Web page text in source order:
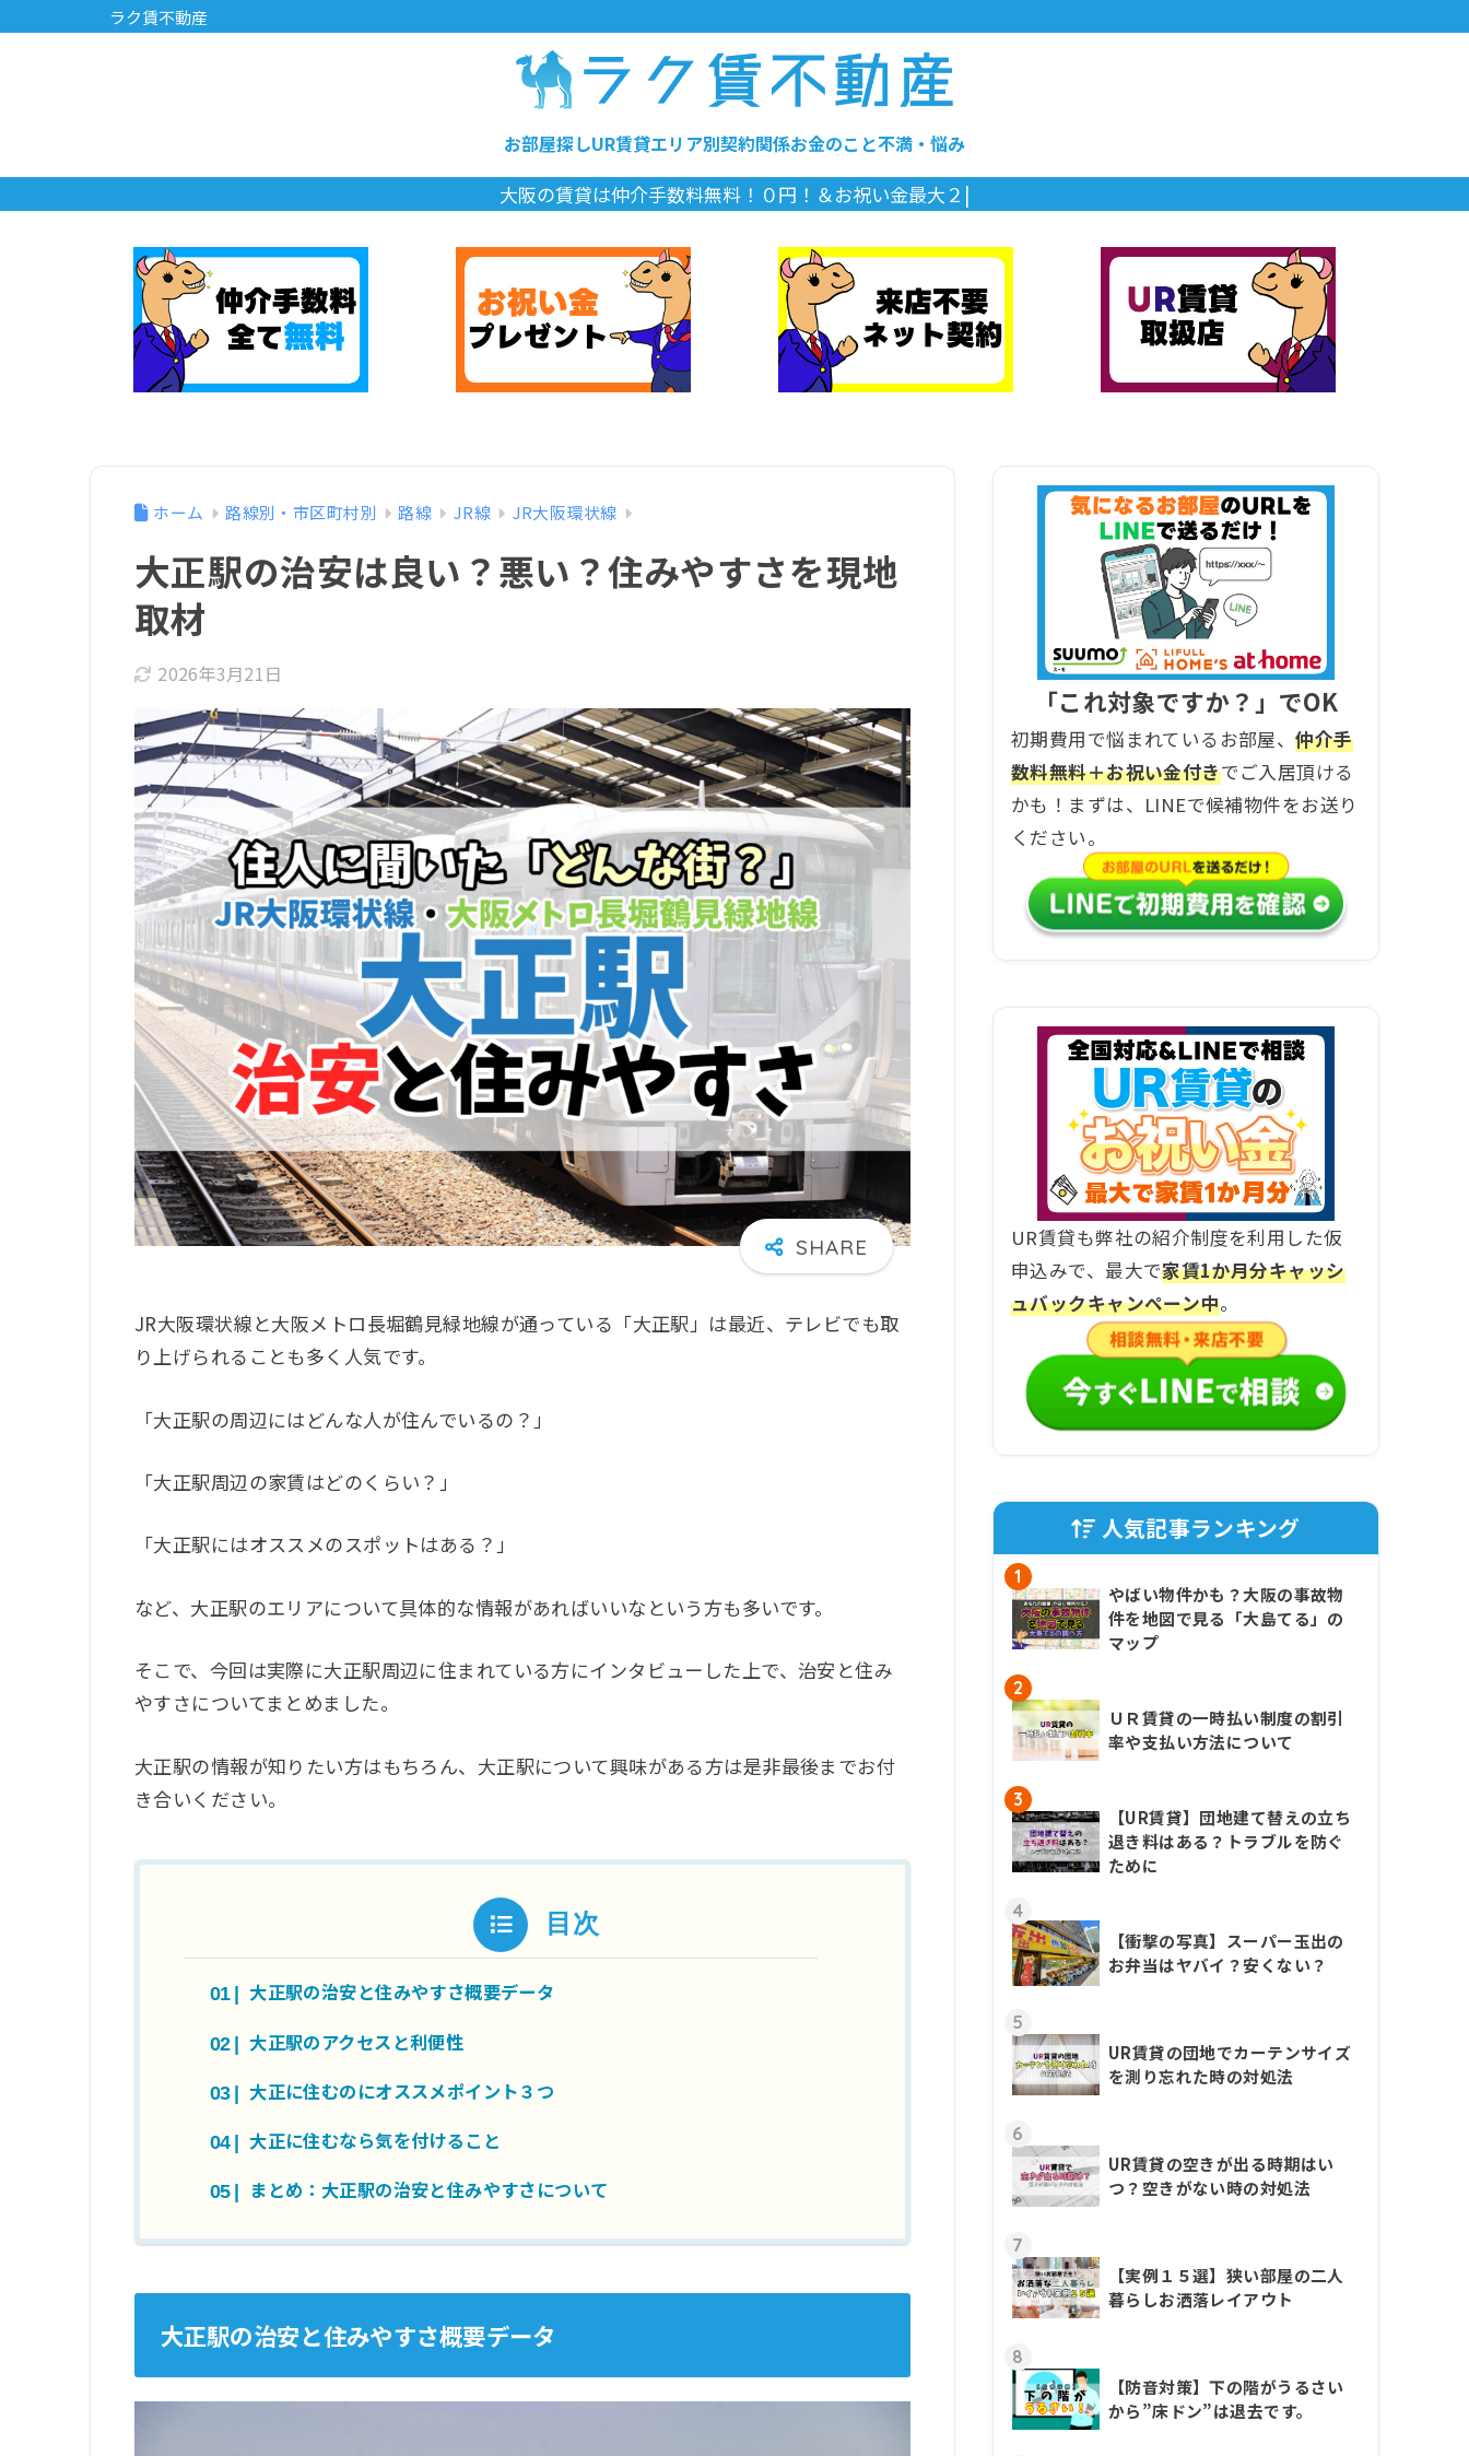
ラク賃不動産
お部屋探しUR賃貸エリア別契約関係お金のこと不満・悩み
大阪|
ホーム 路線別・市区町村別 路線 JR線 JR大阪環状線
大正駅の治安は良い？悪い？住みやすさを現地
取材
2026年3月21日
JR大阪環状線と大阪メトロ長堀鶴見緑地線が通っている「大正駅」は最近、テレビでも取
り上げられることも多く人気です。
「大正駅の周辺にはどんな人が住んでいるの？」
「大正駅周辺の家賃はどのくらい？」
「大正駅にはオススメのスポットはある？」
など、大正駅のエリアについて具体的な情報があればいいなという方も多いです。
そこで、今回は実際に大正駅周辺に住まれている方にインタビューした上で、治安と住み
やすさについてまとめました。
大正駅の情報が知りたい方はもちろん、大正駅について興味がある方は是非最後までお付
き合いください。
目次
大正駅の治安と住みやすさ概要データ
大正駅のアクセスと利便性
大正に住むのにオススメポイント３つ
大正に住むなら気を付けること
まとめ：大正駅の治安と住みやすさについて
大正駅の治安と住みやすさ概要データ
「これ対象ですか？」でOK
初期費用で悩まれているお部屋、仲介手
数料無料＋お祝い金付きでご入居頂ける
かも！まずは、LINEで候補物件をお送り
ください。
UR賃貸も弊社の紹介制度を利用した仮
申込みで、最大で家賃1か月分キャッシ
ュバックキャンペーン中。
人気記事ランキング
1
やばい物件かも？大阪の事故物
件を地図で見る「大島てる」の
マップ
2
ＵＲ賃貸の一時払い制度の割引
率や支払い方法について
3
【UR賃貸】団地建て替えの立ち
退き料はある？トラブルを防ぐ
ために
4
【衝撃の写真】スーパー玉出の
お弁当はヤバイ？安くない？
5
UR賃貸の団地でカーテンサイズ
を測り忘れた時の対処法
6
UR賃貸の空きが出る時期はい
つ？空きがない時の対処法
7
【実例１５選】狭い部屋の二人
暮らしお洒落レイアウト
8
【防音対策】下の階がうるさい
から”床ドン”は退去です。